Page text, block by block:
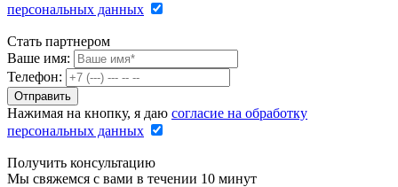
персональных данных
Стать партнером
Ваше имя:
Телефон:
Нажимая на кнопку, я даю согласие на обработку
персональных данных
Получить консультацию
Мы свяжемся с вами в течении 10 минут